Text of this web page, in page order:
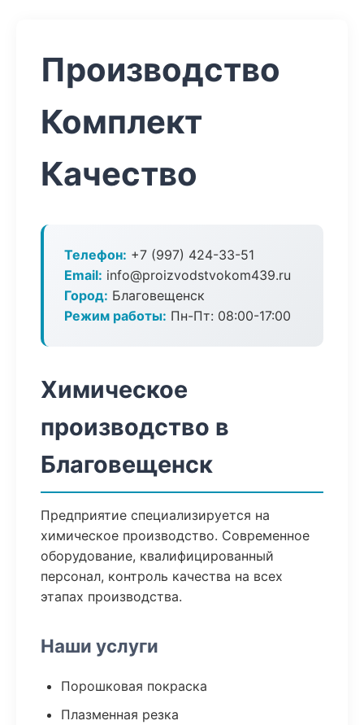
Производство
Комплект
Качество
Телефон: +7 (997) 424-33-51
Email: info@proizvodstvokom439.ru
Город: Благовещенск
Режим работы: Пн-Пт: 08:00-17:00
Химическое
производство в
Благовещенск
Предприятие специализируется на
химическое производство. Современное
оборудование, квалифицированный
персонал, контроль качества на всех
этапах производства.
Наши услуги
Порошковая покраска
Плазменная резка